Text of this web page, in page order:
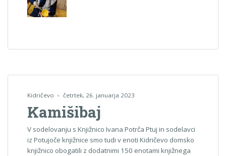
Kidričevo četrtek, 26. januarja 2023
Kamišibaj
V sodelovanju s Knjižnico Ivana Potrča Ptuj in sodelavci
iz Potujoče knjižnice smo tudi v enoti Kidričevo domsko
knjižnico obogatili z dodatnimi 150 enotami knjižnega